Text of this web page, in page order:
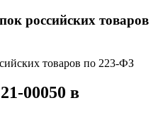
российских товаров
товаров по 223-ФЗ
00050 в